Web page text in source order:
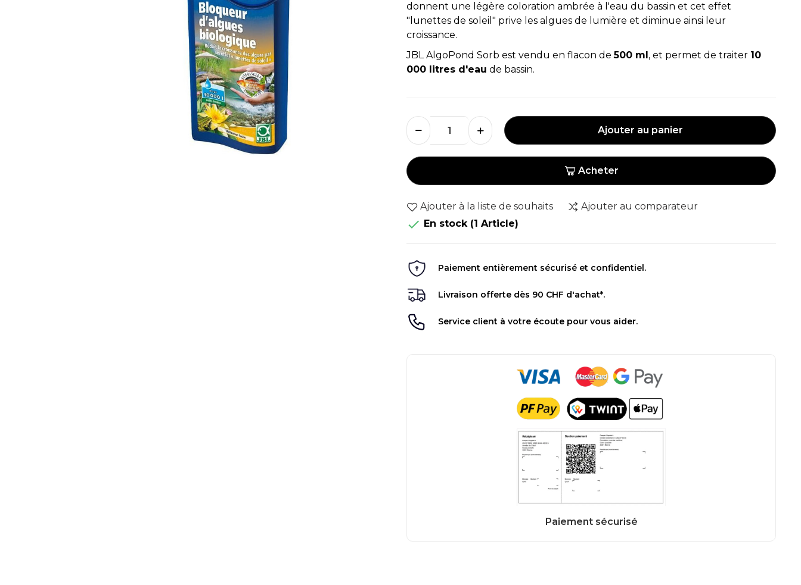
donnent une légère coloration ambrée à l'eau du bassin et cet effet
"lunettes de soleil" prive les algues de lumière et diminue ainsi leur
croissance.
JBL AlgoPond Sorb est vendu en flacon de500 ml, et permet de traiter 10
000 litres d'eau de bassin.
Ajouter au panier
Acheter
Ajouter à la liste de souhaits Ajouter au comparateur
 En stock (1 Article)
Paiement entièrement sécurisé et confidentiel.
Livraison offerte dès 90 CHF d'achat*.
Service client à votre écoute pour vous aider.